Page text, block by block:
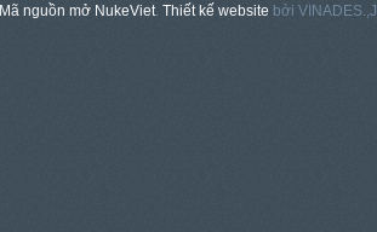
Mã nguồn mở NukeViet. Thiết kế website bởi